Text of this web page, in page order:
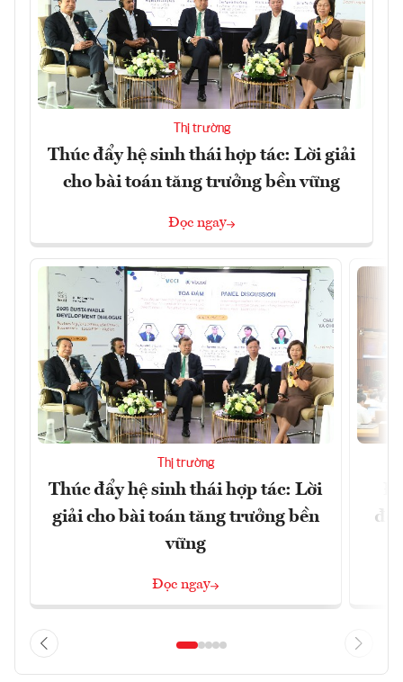
Thị trường
Thúc đẩy hệ sinh thái hợp tác: Lời giải
cho bài toán tăng trưởng bền vững
Đọc ngay
Thị trường
Thúc đẩy hệ sinh thái hợp tác: Lời
giải cho bài toán tăng trưởng bền
vững
Đọc ngay